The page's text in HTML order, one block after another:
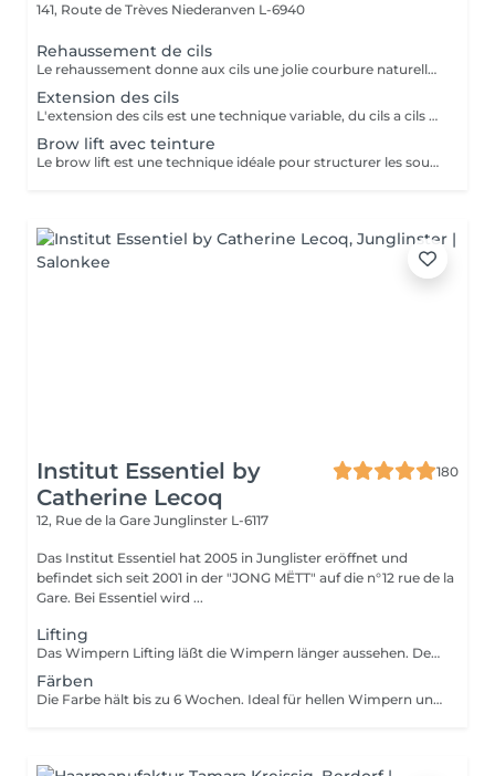
141, Route de Trèves Niederanven L-6940
Rehaussement de cils
Le rehaussement donne aux cils une jolie courbure naturelle afin d'ouvrir le regard. La kératine apporte aux cils résistance, solidité et vitalité. Misencil est une gamme de produits spécifique pour le contour de l'oeil. Tenue : environ 5 semaines.
Extension des cils
L'extension des cils est une technique variable, du cils a cils pour un effect très discret. Le 2D un effect naturel mais plus dense et le 3D va donner un effect volume. Nous proposons après chaque pose complète au deuxième rendez-vous de faire un remplissage par contre a votre troisième passage de faire une dépose suivi d'une pose complète afin de ne pas abîmer vos cils et d'avoir toujours un résultat parfait. Pour celle encore hésitante ou ayant peur d'être allergique on vous propose de réserver un entretien préalable afin d'en discuter ensemble et de vous mettre quel que cils pour que vous puissiez voir comment vous réagissez.
Brow lift avec teinture
Le brow lift est une technique idéale pour structurer les sourcils ainsi que pour les rendre plus volumineux. Tenue : environ 5 semaines.
Institut Essentiel by
Catherine Lecoq
180
12, Rue de la Gare Junglinster L-6117
Das Institut Essentiel hat 2005 in Junglister eröffnet und
befindet sich seit 2001 in der "JONG MËTT" auf die n°12 rue de la
Gare. Bei Essentiel wird ...
Lifting
Das Wimpern Lifting läßt die Wimpern länger aussehen. Der Blick ist intensiver und "natürlich" verschönt. Auch für kurze Wimpern geeignet. Wichtig: Kontaklinsen vorher ausziehen! Das BRAUEN LIFTING zieht die Haare nach oben und definierter die Linie neu. Schmale Brauen sehen dann voller aus, die Färbung bringt intensität une deckt weiße Haare. Farbe und Lifting hällt bis zu 6-8 Wochen.
Färben
Die Farbe hält bis zu 6 Wochen. Ideal für hellen Wimpern und Augenbrauen. Ist ein echt frischer Kick sein und lässt sogar Ihre Augen jünger aussehen. Unsere Farben sind hochwertig und wenig reizend, so daß Sie auch bei empfindlichen augen sich nicht zu sorgen brauchen. Wichtig: Keine Kontaklinsen